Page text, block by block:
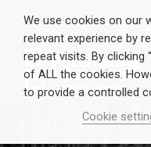
We use cookies on our
relevant experience by
repeat visits. By clicking
of ALL the cookies.
to provide a controlled
Cookie